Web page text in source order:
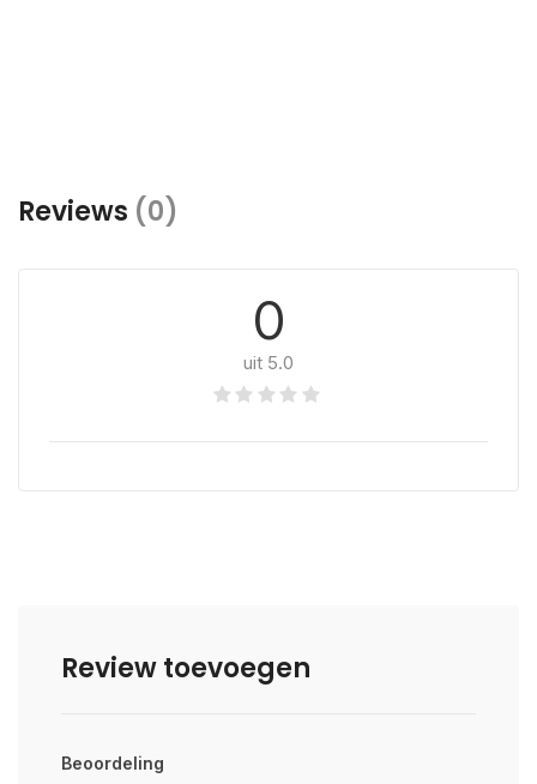
Reviews (0)
0
uit 5.0
Review toevoegen
Beoordeling